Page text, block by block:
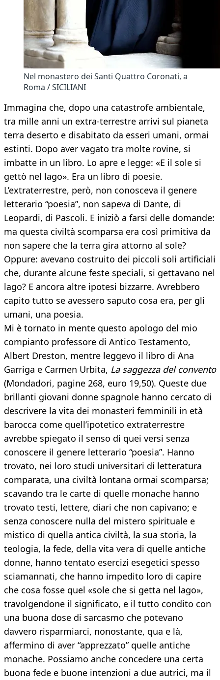
Nel monastero dei Santi Quattro Coronati, a
Roma / SICILIANI
Immagina che, dopo una catastrofe ambientale,
tra mille anni un extra-terrestre arrivi sul pianeta
terra deserto e disabitato da esseri umani, ormai
estinti. Dopo aver vagato tra molte rovine, si
imbatte in un libro. Lo apre e legge: «E il sole si
gettò nel lago». Era un libro di poesie.
L’extraterrestre, però, non conosceva il genere
letterario “poesia”, non sapeva di Dante, di
Leopardi, di Pascoli. E iniziò a farsi delle domande:
ma questa civiltà scomparsa era così primitiva da
non sapere che la terra gira attorno al sole?
Oppure: avevano costruito dei piccoli soli artificiali
che, durante alcune feste speciali, si gettavano nel
lago? E ancora altre ipotesi bizzarre. Avrebbero
capito tutto se avessero saputo cosa era, per gli
umani, una poesia.
Mi è tornato in mente questo apologo del mio
compianto professore di Antico Testamento,
Albert Dreston, mentre leggevo il libro di Ana
Garriga e Carmen Urbita, La saggezza del convento
(Mondadori, pagine 268, euro 19,50). Queste due
brillanti giovani donne spagnole hanno cercato di
descrivere la vita dei monasteri femminili in età
barocca come quell’ipotetico extraterrestre
avrebbe spiegato il senso di quei versi senza
conoscere il genere letterario “poesia”. Hanno
trovato, nei loro studi universitari di letteratura
comparata, una civiltà lontana ormai scomparsa;
scavando tra le carte di quelle monache hanno
trovato testi, lettere, diari che non capivano; e
senza conoscere nulla del mistero spirituale e
mistico di quella antica civiltà, la sua storia, la
teologia, la fede, della vita vera di quelle antiche
donne, hanno tentato esercizi esegetici spesso
sciamannati, che hanno impedito loro di capire
che cosa fosse quel «sole che si getta nel lago»,
travolgendone il significato, e il tutto condito con
una buona dose di sarcasmo che potevano
davvero risparmiarci, nonostante, qua e là,
affermino di aver “apprezzato” quelle antiche
monache. Possiamo anche concedere una certa
buona fede e buone intenzioni a due autrici, ma il